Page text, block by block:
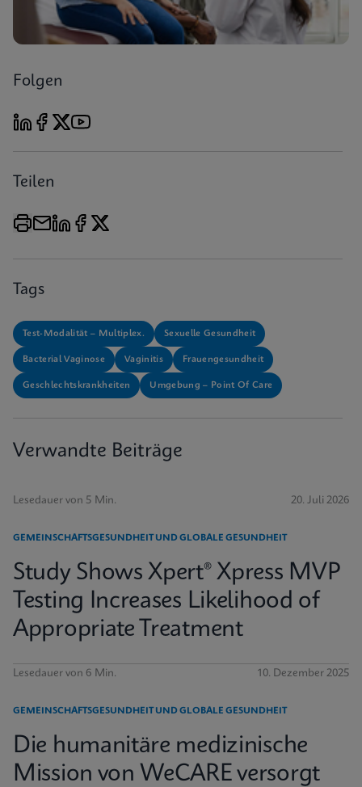
Folgen
Teilen
Tags
Test-Modalität – Multiplex. Sexuelle Gesundheit
Bacterial Vaginose Vaginitis Frauengesundheit
Geschlechtskrankheiten Umgebung – Point Of Care
Verwandte Beiträge
Lesedauer von 5 Min. 20. Juli 2026
GEMEINSCHAFTSGESUNDHEIT UND GLOBALE GESUNDHEIT
Study Shows Xpert® Xpress MVP
Testing Increases Likelihood of
Appropriate Treatment
Lesedauer von 6 Min. 10. Dezember 2025
GEMEINSCHAFTSGESUNDHEIT UND GLOBALE GESUNDHEIT
Die humanitäre medizinische
Mission von WeCARE versorgt